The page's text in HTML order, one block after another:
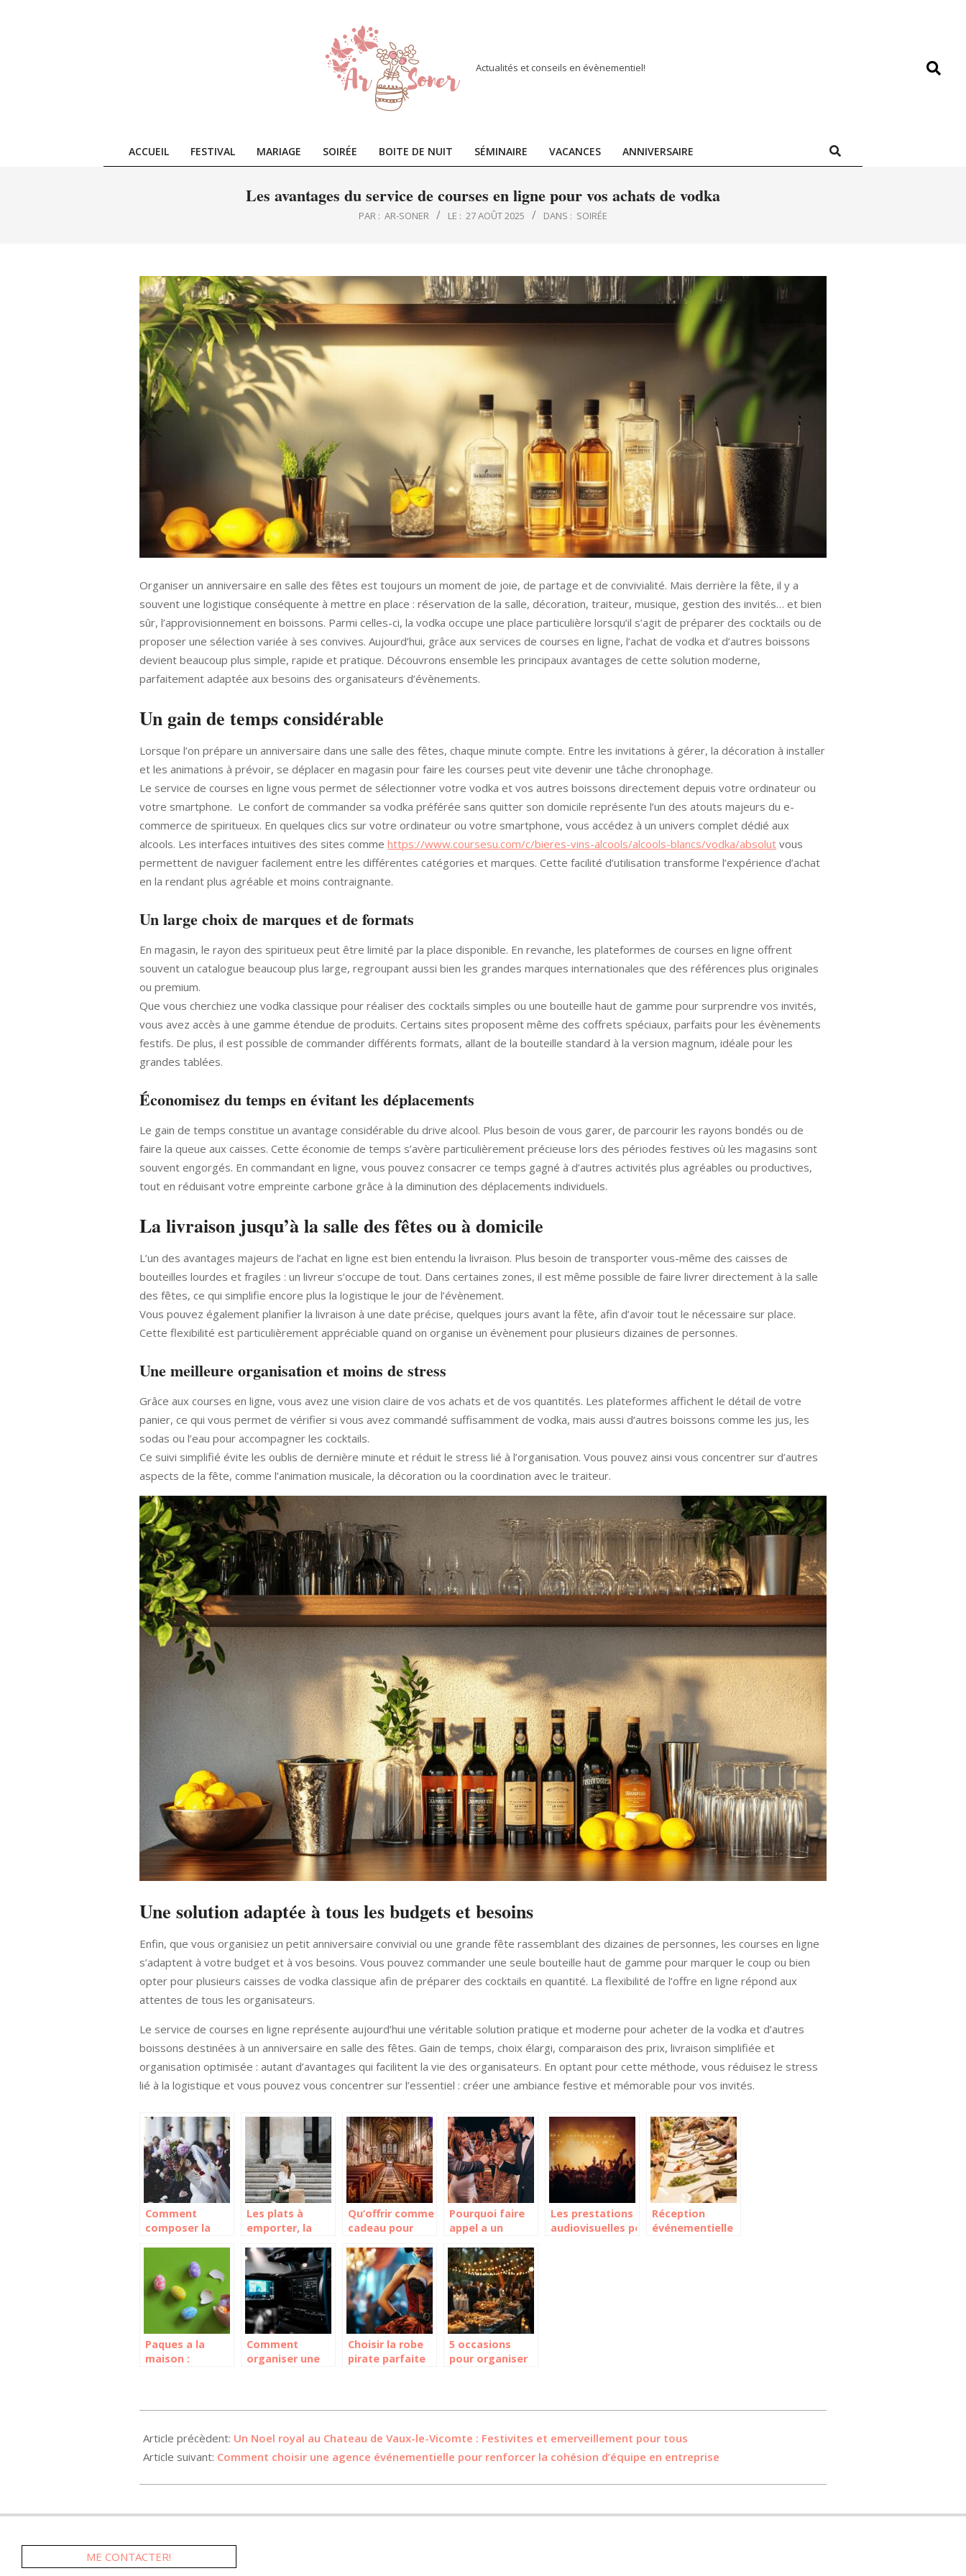
Actualités et conseils en évènementiel! Search
Primary
Menu
ACCUEIL FESTIVAL MARIAGE SOIRÉE BOITE DE NUIT SÉMINAIRE VACANCES ANNIVERSAIRE Search
Les avantages du service de courses en ligne pour vos achats de vodka
PAR : AR-SONER LE : 27 AOÛT 2025 DANS : SOIRÉE
Organiser un anniversaire en salle des fêtes est toujours un moment de joie, de partage et de convivialité. Mais derrière la fête, il y a
souvent une logistique conséquente à mettre en place : réservation de la salle, décoration, traiteur, musique, gestion des invités… et bien
sûr, l’approvisionnement en boissons. Parmi celles-ci, la vodka occupe une place particulière lorsqu’il s’agit de préparer des cocktails ou de
proposer une sélection variée à ses convives. Aujourd’hui, grâce aux services de courses en ligne, l’achat de vodka et d’autres boissons
devient beaucoup plus simple, rapide et pratique. Découvrons ensemble les principaux avantages de cette solution moderne,
parfaitement adaptée aux besoins des organisateurs d’évènements.
Un gain de temps considérable
Lorsque l’on prépare un anniversaire dans une salle des fêtes, chaque minute compte. Entre les invitations à gérer, la décoration à installer
et les animations à prévoir, se déplacer en magasin pour faire les courses peut vite devenir une tâche chronophage.
Le service de courses en ligne vous permet de sélectionner votre vodka et vos autres boissons directement depuis votre ordinateur ou
votre smartphone. Le confort de commander sa vodka préférée sans quitter son domicile représente l’un des atouts majeurs du e-
commerce de spiritueux. En quelques clics sur votre ordinateur ou votre smartphone, vous accédez à un univers complet dédié aux
alcools. Les interfaces intuitives des sites commehttps://www.coursesu.com/c/bieres-vins-alcools/alcools-blancs/vodka/absolut vous
permettent de naviguer facilement entre les différentes catégories et marques. Cette facilité d’utilisation transforme l’expérience d’achat
en la rendant plus agréable et moins contraignante.
Un large choix de marques et de formats
En magasin, le rayon des spiritueux peut être limité par la place disponible. En revanche, les plateformes de courses en ligne offrent
souvent un catalogue beaucoup plus large, regroupant aussi bien les grandes marques internationales que des références plus originales
ou premium.
Que vous cherchiez une vodka classique pour réaliser des cocktails simples ou une bouteille haut de gamme pour surprendre vos invités,
vous avez accès à une gamme étendue de produits. Certains sites proposent même des coffrets spéciaux, parfaits pour les évènements
festifs. De plus, il est possible de commander différents formats, allant de la bouteille standard à la version magnum, idéale pour les
grandes tablées.
Économisez du temps en évitant les déplacements
Le gain de temps constitue un avantage considérable du drive alcool. Plus besoin de vous garer, de parcourir les rayons bondés ou de
faire la queue aux caisses. Cette économie de temps s’avère particulièrement précieuse lors des périodes festives où les magasins sont
souvent engorgés. En commandant en ligne, vous pouvez consacrer ce temps gagné à d’autres activités plus agréables ou productives,
tout en réduisant votre empreinte carbone grâce à la diminution des déplacements individuels.
La livraison jusqu’à la salle des fêtes ou à domicile
L’un des avantages majeurs de l’achat en ligne est bien entendu la livraison. Plus besoin de transporter vous-même des caisses de
bouteilles lourdes et fragiles : un livreur s’occupe de tout. Dans certaines zones, il est même possible de faire livrer directement à la salle
des fêtes, ce qui simplifie encore plus la logistique le jour de l’évènement.
Vous pouvez également planifier la livraison à une date précise, quelques jours avant la fête, afin d’avoir tout le nécessaire sur place.
Cette flexibilité est particulièrement appréciable quand on organise un évènement pour plusieurs dizaines de personnes.
Une meilleure organisation et moins de stress
Grâce aux courses en ligne, vous avez une vision claire de vos achats et de vos quantités. Les plateformes affichent le détail de votre
panier, ce qui vous permet de vérifier si vous avez commandé suffisamment de vodka, mais aussi d’autres boissons comme les jus, les
sodas ou l’eau pour accompagner les cocktails.
Ce suivi simplifié évite les oublis de dernière minute et réduit le stress lié à l’organisation. Vous pouvez ainsi vous concentrer sur d’autres
aspects de la fête, comme l’animation musicale, la décoration ou la coordination avec le traiteur.
Une solution adaptée à tous les budgets et besoins
Enfin, que vous organisiez un petit anniversaire convivial ou une grande fête rassemblant des dizaines de personnes, les courses en ligne
s’adaptent à votre budget et à vos besoins. Vous pouvez commander une seule bouteille haut de gamme pour marquer le coup ou bien
opter pour plusieurs caisses de vodka classique afin de préparer des cocktails en quantité. La flexibilité de l’offre en ligne répond aux
attentes de tous les organisateurs.
Le service de courses en ligne représente aujourd’hui une véritable solution pratique et moderne pour acheter de la vodka et d’autres
boissons destinées à un anniversaire en salle des fêtes. Gain de temps, choix élargi, comparaison des prix, livraison simplifiée et
organisation optimisée : autant d’avantages qui facilitent la vie des organisateurs. En optant pour cette méthode, vous réduisez le stress
lié à la logistique et vous pouvez vous concentrer sur l’essentiel : créer une ambiance festive et mémorable pour vos invités.
Comment
composer la
un mariage ?
Les plats à
emporter, la
tendance en
matière de
restauration
Qu’offrir comme
cadeau pour
confirmation ?
Pourquoi faire
appel a un
l’organisation
d’evenements ?
Les prestations
audiovisuelles pour
Réception
événementielle
Paques a la
maison :
Comment
organiser une
Choisir la robe
pirate parfaite
5 occasions
pour organiser
08-
27
Article précèdent: Un Noel royal au Chateau de Vaux-le-Vicomte : Festivites et emerveillement pour tous
Article suivant: Comment choisir une agence événementielle pour renforcer la cohésion d’équipe en entreprise
ME CONTACTER!